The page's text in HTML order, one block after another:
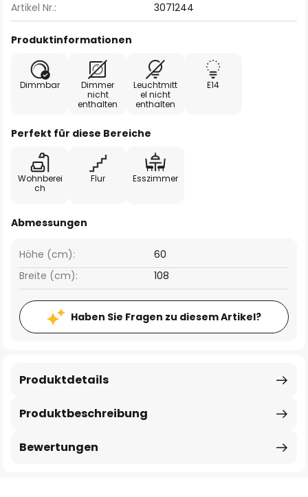
Artikel Nr.: 3071244
Produktinformationen
Dimmbar
Dimmer
nicht
enthalten
Leuchtmitt
el nicht
enthalten
E14
Perfekt für diese Bereiche
Wohnberei
ch
Flur Esszimmer
Abmessungen
Breite (cm): 108
Höhe (cm): 60
Haben Sie Fragen zu diesem Artikel?
Produktbeschreibung
Produktdetails
Bewertungen